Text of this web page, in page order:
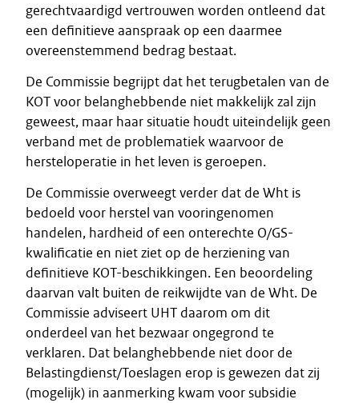
gerechtvaardigd vertrouwen worden ontleend dat
een definitieve aanspraak op een daarmee
overeenstemmend bedrag bestaat.
De Commissie begrijpt dat het terugbetalen van de
KOT voor belanghebbende niet makkelijk zal zijn
geweest, maar haar situatie houdt uiteindelijk geen
verband met de problematiek waarvoor de
hersteloperatie in het leven is geroepen.
De Commissie overweegt verder dat de Wht is
bedoeld voor herstel van vooringenomen
handelen, hardheid of een onterechte O/GS-
kwalificatie en niet ziet op de herziening van
definitieve KOT-beschikkingen. Een beoordeling
daarvan valt buiten de reikwijdte van de Wht. De
Commissie adviseert UHT daarom om dit
onderdeel van het bezwaar ongegrond te
verklaren. Dat belanghebbende niet door de
Belastingdienst/Toeslagen erop is gewezen dat zij
(mogelijk) in aanmerking kwam voor subsidie